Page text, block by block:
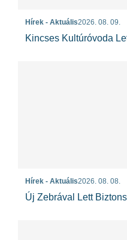
Hírek - Aktuális2026. 08. 09.
Kincses Kultúróvoda
Hírek - Aktuális2026. 08. 08.
Új Zebrával Lett